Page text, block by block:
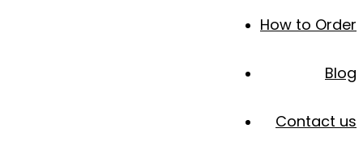
How to Order
Blog
Contact us